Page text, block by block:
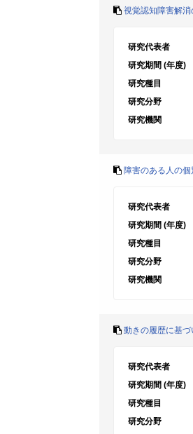
視覚認知障害解
研究代表者
研究期間 (年度)
研究種目
研究分野
研究機関
障害のある人の
研究代表者
研究期間 (年度)
研究種目
研究分野
研究機関
動きの履歴に基
研究代表者
研究期間 (年度)
研究種目
研究分野